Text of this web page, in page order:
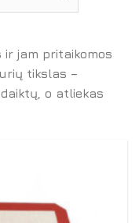
jam pritaikomos
tikslas –
o atliekas